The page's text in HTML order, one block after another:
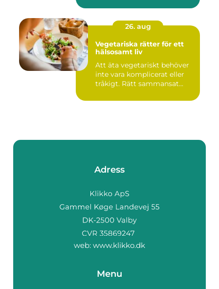
26. aug
Vegetariska rätter för ett
hälsosamt liv
Att äta vegetariskt behöver
inte vara komplicerat eller
tråkigt. Rätt sammansat...
Adress
web: www.klikko.dk
Menu